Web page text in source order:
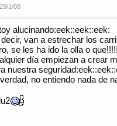
29/1/08
alucinando:eek::eek::eek:
decir, van a estrechar los
se les ha ido la olla o
día empiezan a crear
nuestra
verdad, no entiendo nada de